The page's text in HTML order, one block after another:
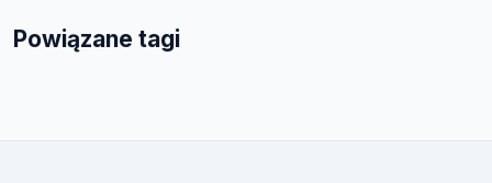
Powiązane tagi